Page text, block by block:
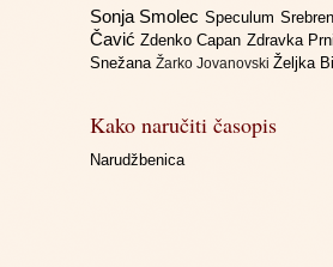
Sonja SmolecSpeculum
Čavić Zdenko Capan Zdravka
Snežana Žarko Jovanovski Željka
Kako naručiti časopis
Narudžbenica